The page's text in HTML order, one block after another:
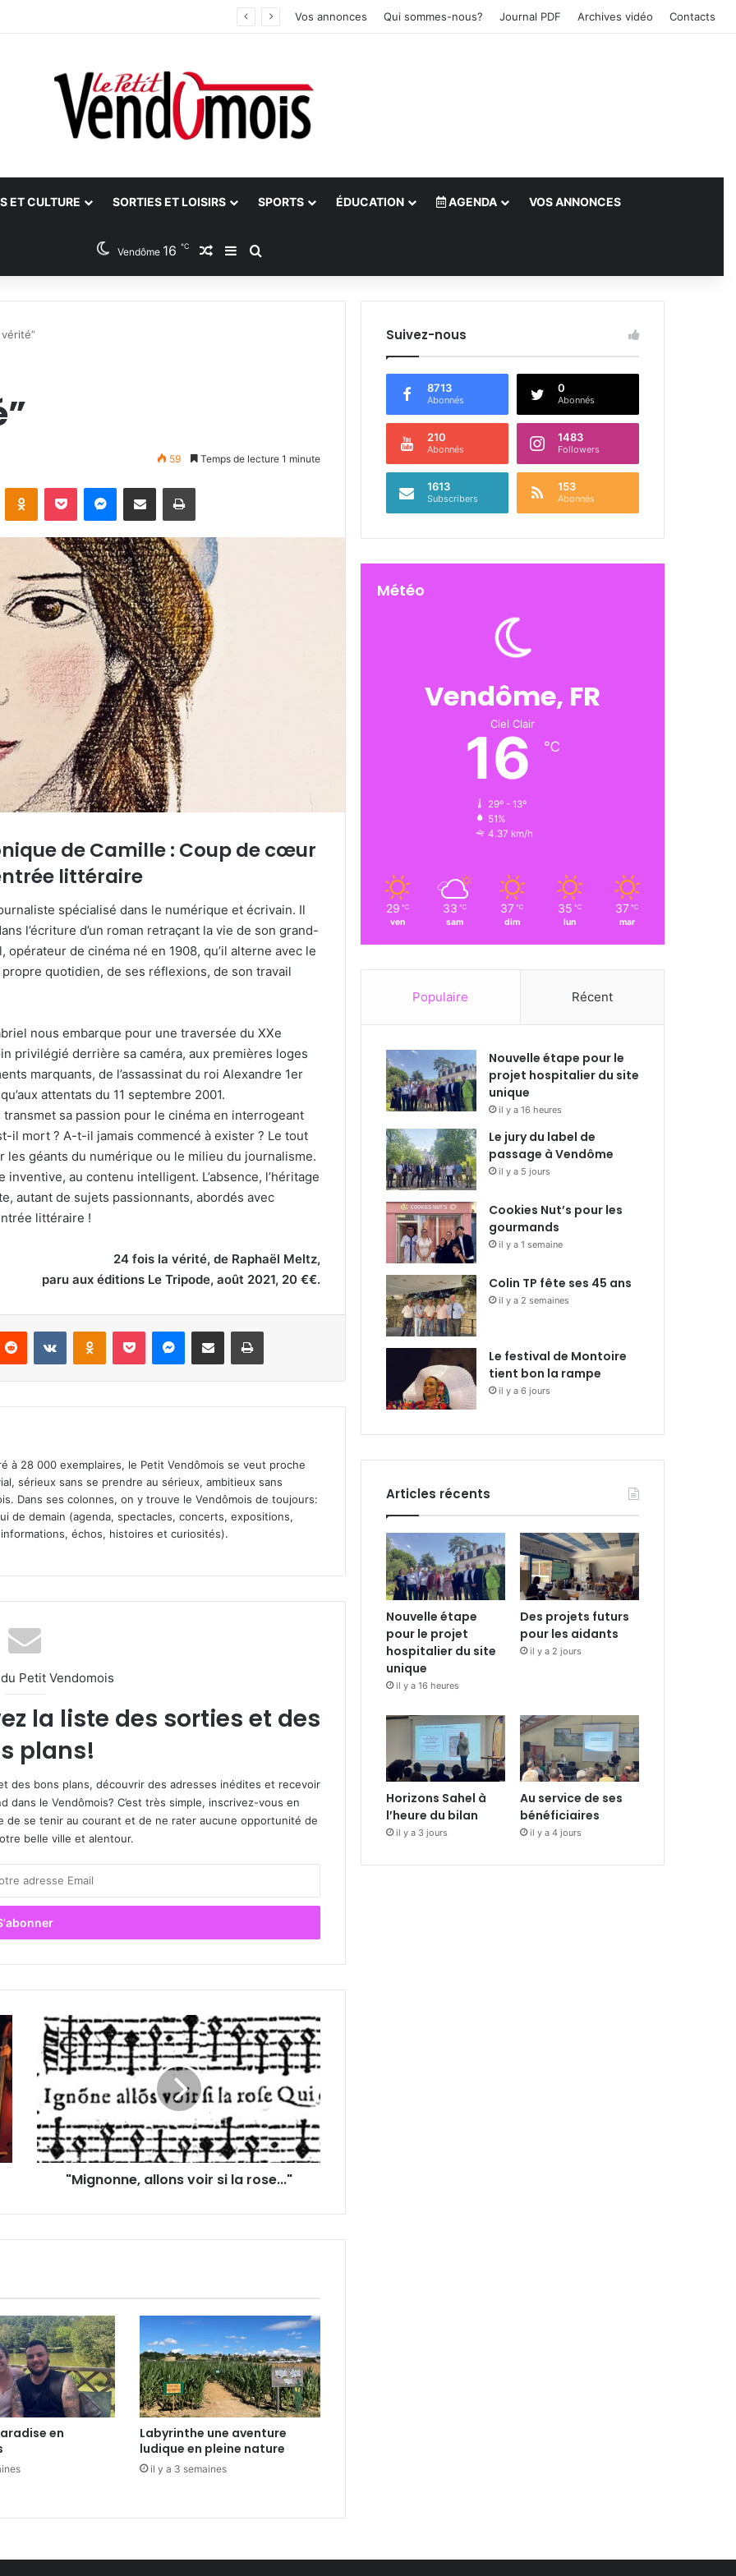
Vos annonces Qui sommes-nous? Journal PDF Archives vidéo Contacts
ET CULTURE SORTIES ET LOISIRS SPORTS ÉDUCATION AGENDA VOS ANNONCES
Vendôme 16 ℃ Article Aléatoire
Sidebar (barre latérale)
Rechercher
59 Temps de lecture 1 minute
de Camille : Coup de cœur
littéraire
spécialisé dans le numérique et écrivain. Il
l’écriture d’un roman retraçant la vie de son grand-
opérateur de cinéma né en 1908, qu’il alterne avec le
quotidien, de ses réflexions, de son travail
nous embarque pour une traversée du XXe
privilégié derrière sa caméra, aux premières loges
marquants, de l’assassinat du roi Alexandre 1er
attentats du 11 septembre 2001.
transmet sa passion pour le cinéma en interrogeant
il mort ? A-t-il jamais commencé à exister ? Le tout
géants du numérique ou le milieu du journalisme.
au contenu intelligent. L’absence, l’héritage
autant de sujets passionnants, abordés avec
littéraire !
24 fois la vérité, de Raphaël Meltz,
paru aux éditions Le Tripode, août 2021, 20 €€.
à 28 000 exemplaires, le Petit Vendômois se veut proche
sérieux sans se prendre au sérieux, ambitieux sans
Dans ses colonnes, on y trouve le Vendômois de toujours:
de demain (agenda, spectacles, concerts, expositions,
échos, histoires et curiosités).
Petit Vendomois
la liste des sorties et des
plans!
des bons plans, découvrir des adresses inédites et recevoir
le Vendômois? C’est très simple, inscrivez-vous en
de se tenir au courant et de ne rater aucune opportunité de
belle ville et alentour.
M
g
o
n
n
e
l
v
o
i
r
s
i
a
r
"
"Mignonne, allons voir si la rose..."
en
Labyrinthe une aventure
ludique en pleine nature
il y a 3 semaines
Suivez-nous
8713
Abonnés
0
Abonnés
210
Abonnés
1483
Followers
1613
Subscribers
153
Abonnés
Météo
Vendôme, FR
Ciel Clair
16 ℃
29º - 13º
51%
4.37 km/h
29 ℃
ven
33 ℃
sam
37 ℃
dim
35 ℃
lun
37 ℃
mar
Populaire Récent
Nouvelle étape pour le
projet hospitalier du site
unique
il y a 16 heures
Le jury du label de
passage à Vendôme
il y a 5 jours
Cookies Nut’s pour les
gourmands
il y a 1 semaine
Colin TP fête ses 45 ans
il y a 2 semaines
Le festival de Montoire
tient bon la rampe
il y a 6 jours
Articles récents
Nouvelle étape
pour le projet
hospitalier du site
unique
il y a 16 heures
Des projets futurs
pour les aidants
il y a 2 jours
Horizons Sahel à
l’heure du bilan
il y a 3 jours
Au service de ses
bénéficiaires
il y a 4 jours